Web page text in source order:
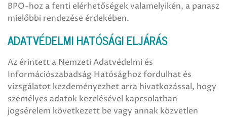
BPO-hoz a fenti elérhetőségek valamelyikén, a panasz
mielőbbi rendezése érdekében.
ADATVÉDELMI HATÓSÁGI ELJÁRÁS
Az érintett a Nemzeti Adatvédelmi és
Információszabadság Hatósághoz fordulhat és
vizsgálatot kezdeményezhet arra hivatkozással, hogy
személyes adatok kezelésével kapcsolatban
jogsérelem következett be vagy annak közvetlen